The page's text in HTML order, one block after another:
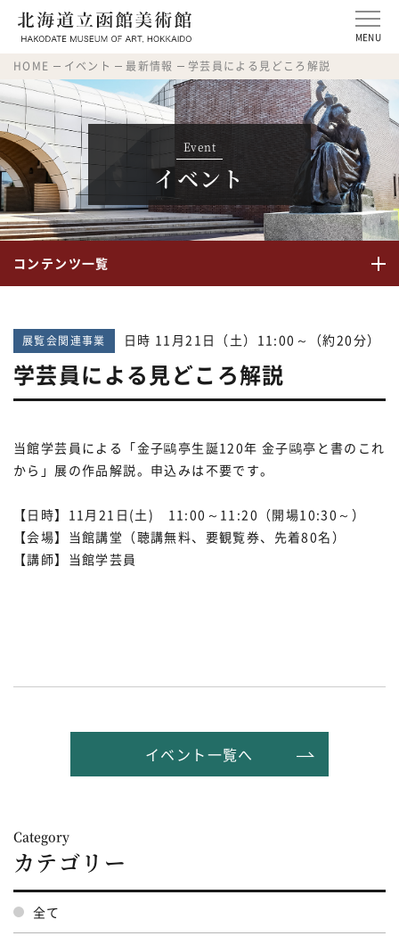
MENU
HOME イベント 最新情報 学芸員による見どころ解説
Event
イベント
コンテンツ一覧
展覧会関連事業 日時 11月21日（土）11:00～（約20分）
学芸員による見どころ解説
当館学芸員による「金子鷗亭生誕120年 金子鷗亭と書のこれ
から」展の作品解説。申込みは不要です。
【日時】11月21日(土) 11:00～11:20（開場10:30～）
【会場】当館講堂（聴講無料、要観覧券、先着80名）
【講師】当館学芸員
イベント一覧へ
Category
カテゴリー
全て